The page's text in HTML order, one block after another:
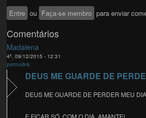
Entre ou Faça-se membro para enviar
Comentários
Madalena
4ª, 09/12/2015 - 12:31
permalink
DEUS ME GUARDE DE
DEUS ME GUARDE DE PERDER MEU